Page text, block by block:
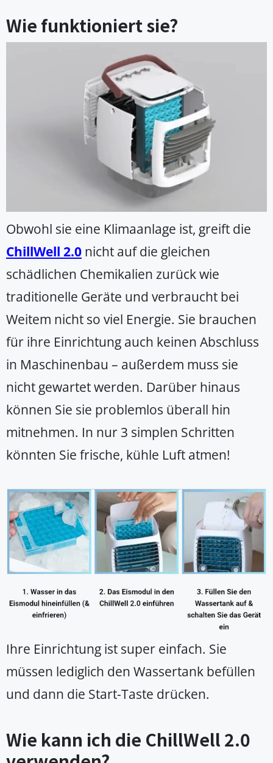
Wie funktioniert sie?
Obwohl sie eine Klimaanlage ist, greift die
ChillWell 2.0 nicht auf die gleichen
schädlichen Chemikalien zurück wie
traditionelle Geräte und verbraucht bei
Weitem nicht so viel Energie. Sie brauchen
für ihre Einrichtung auch keinen Abschluss
in Maschinenbau – außerdem muss sie
nicht gewartet werden. Darüber hinaus
können Sie sie problemlos überall hin
mitnehmen. In nur 3 simplen Schritten
könnten Sie frische, kühle Luft atmen!
Ihre Einrichtung ist super einfach. Sie
müssen lediglich den Wassertank befüllen
und dann die Start-Taste drücken.
Wie kann ich die ChillWell 2.0